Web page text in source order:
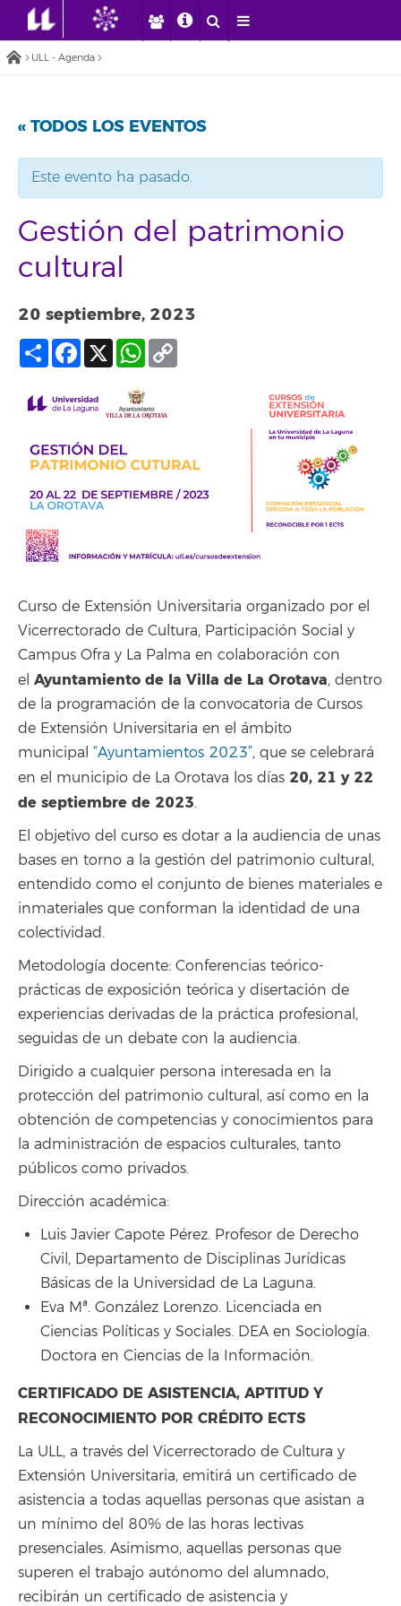
ULL - Agenda
« TODOS LOS EVENTOS
Este evento ha pasado.
Gestión del patrimonio
cultural
20 septiembre, 2023
Compartir
Facebook
X WhatsApp
Curso de Extensión Universitaria organizado por el
Vicerrectorado de Cultura, Participación Social y
Campus Ofra y La Palma en colaboración con
el Ayuntamiento de la Villa de La Orotava, dentro
de la programación de la convocatoria de Cursos
de Extensión Universitaria en el ámbito
municipal “Ayuntamientos 2023”, que se celebrará
en el municipio de La Orotava los días 20, 21 y 22
de septiembre de 2023.
El objetivo del curso es dotar a la audiencia de unas
bases en torno a la gestión del patrimonio cultural,
entendido como el conjunto de bienes materiales e
inmateriales que conforman la identidad de una
colectividad.
Metodología docente: Conferencias teórico-
prácticas de exposición teórica y disertación de
experiencias derivadas de la práctica profesional,
seguidas de un debate con la audiencia.
Dirigido a cualquier persona interesada en la
protección del patrimonio cultural, así como en la
obtención de competencias y conocimientos para
la administración de espacios culturales, tanto
públicos como privados.
Dirección académica:
Luis Javier Capote Pérez. Profesor de Derecho
Civil, Departamento de Disciplinas Jurídicas
Básicas de la Universidad de La Laguna.
Eva Mª. González Lorenzo. Licenciada en
Ciencias Políticas y Sociales. DEA en Sociología.
Doctora en Ciencias de la Información.
CERTIFICADO DE ASISTENCIA, APTITUD Y
RECONOCIMIENTO POR CRÉDITO ECTS
La ULL, a través del Vicerrectorado de Cultura y
Extensión Universitaria, emitirá un certificado de
asistencia a todas aquellas personas que asistan a
un mínimo del 80% de las horas lectivas
presenciales. Asimismo, aquellas personas que
superen el trabajo autónomo del alumnado,
recibirán un certificado de asistencia y